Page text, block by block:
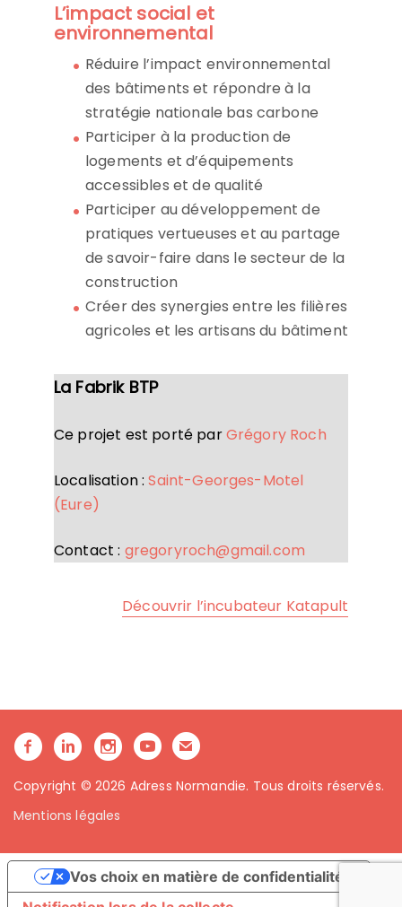
L’impact social et
environnemental
Réduire l’impact environnemental
des bâtiments et répondre à la
stratégie nationale bas carbone
Participer à la production de
logements et d’équipements
accessibles et de qualité
Participer au développement de
pratiques vertueuses et au partage
de savoir-faire dans le secteur de la
construction
Créer des synergies entre les filières
agricoles et les artisans du bâtiment
La Fabrik BTP
Ce projet est porté parGrégory Roch
Localisation : Saint-Georges-Motel
(Eure)
Contact : gregoryroch@gmail.com
Découvrir l’incubateur Katapult
Copyright © 2026 Adress Normandie. Tous droits réservés.
Mentions légales
Vos choix en matière de confidentialité